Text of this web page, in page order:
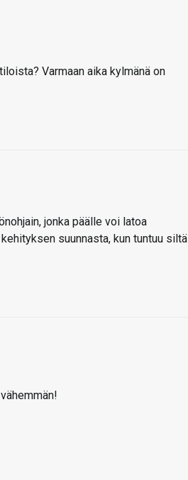
Varmaan aika kylmänä on
jonka päälle voi latoa
suunnasta, kun tuntuu siltä